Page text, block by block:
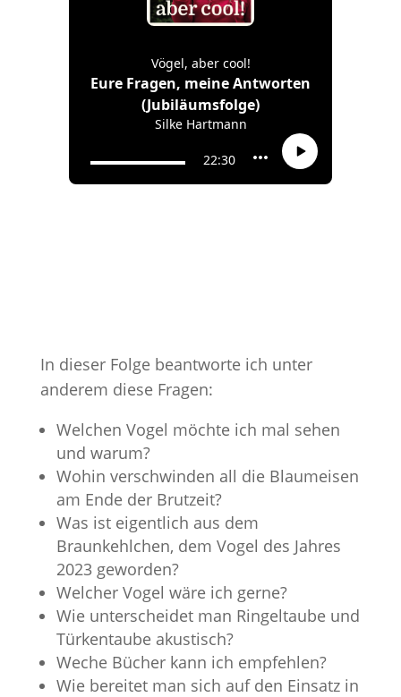
In dieser Folge beantworte ich unter
anderem diese Fragen:
Welchen Vogel möchte ich mal sehen
und warum?
Wohin verschwinden all die Blaumeisen
am Ende der Brutzeit?
Was ist eigentlich aus dem
Braunkehlchen, dem Vogel des Jahres
2023 geworden?
Welcher Vogel wäre ich gerne?
Wie unterscheidet man Ringeltaube und
Türkentaube akustisch?
Weche Bücher kann ich empfehlen?
Wie bereitet man sich auf den Einsatz in